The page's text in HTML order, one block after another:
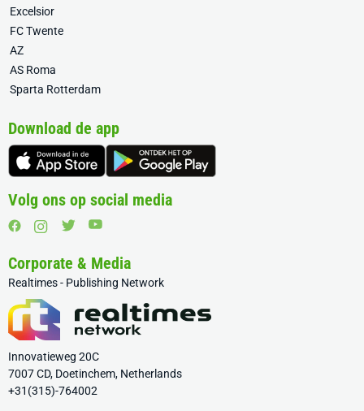
Excelsior
FC Twente
AZ
AS Roma
Sparta Rotterdam
Download de app
Volg ons op social media
Corporate & Media
Realtimes - Publishing Network
Innovatieweg 20C
7007 CD, Doetinchem, Netherlands
+31(315)-764002